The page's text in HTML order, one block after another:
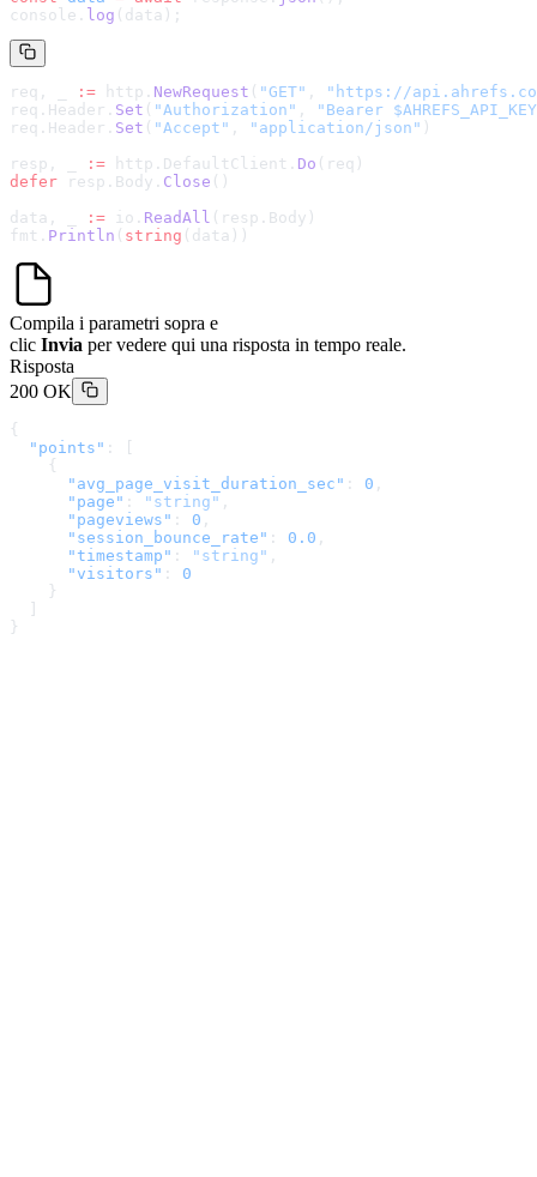
console. log (data);
req, _ := http. NewRequest ( "GET" , " https://
req.Header. Set ( "Authorization" ,
"Bearer
req.Header. Set ( "Accept" , "application/json" )
resp, _
:= http.DefaultClient. Do (req)
defer resp.Body. Close ()
data, _
:= io. ReadAll (resp.Body)
fmt. Println ( string (data))
Compila i parametri sopra e
clic Invia per vedere qui una risposta in tempo reale.
Risposta
200 OK
{
  "points"
: [
    {
      "avg_page_visit_duration_sec"
: 0 ,
      "page"
: "string" ,
      "pageviews"
: 0 ,
      "session_bounce_rate"
: 0.0 ,
      "timestamp"
: "string" ,
      "visitors"
: 0
    }
}